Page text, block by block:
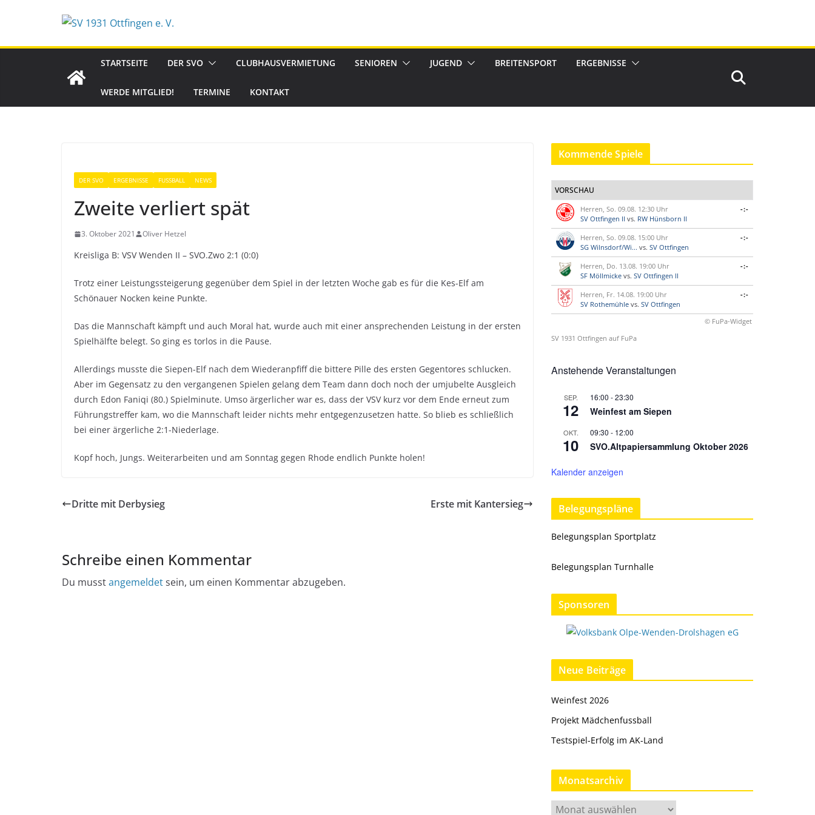
STARTSEITE DER SVO CLUBHAUSVERMIETUNG SENIOREN JUGEND BREITENSPORT ERGEBNISSE
WERDE MITGLIED! TERMINE KONTAKT
DER SVO ERGEBNISSE FUSSBALL NEWS
Zweite verliert spät
3. Oktober 2021 Oliver Hetzel
Kreisliga B: VSV Wenden II – SVO.Zwo 2:1 (0:0)
Trotz einer Leistungssteigerung gegenüber dem Spiel in der letzten Woche gab es für die Kes-Elf am
Schönauer Nocken keine Punkte.
Das die Mannschaft kämpft und auch Moral hat, wurde auch mit einer ansprechenden Leistung in der ersten
Spielhälfte belegt. So ging es torlos in die Pause.
Allerdings musste die Siepen-Elf nach dem Wiederanpfiff die bittere Pille des ersten Gegentores schlucken.
Aber im Gegensatz zu den vergangenen Spielen gelang dem Team dann doch noch der umjubelte Ausgleich
durch Edon Faniqi (80.) Spielminute. Umso ärgerlicher war es, dass der VSV kurz vor dem Ende erneut zum
Führungstreffer kam, wo die Mannschaft leider nichts mehr entgegenzusetzen hatte. So blieb es schließlich
bei einer ärgerliche 2:1-Niederlage.
Kopf hoch, Jungs. Weiterarbeiten und am Sonntag gegen Rhode endlich Punkte holen!
Dritte mit Derbysieg Erste mit Kantersieg
Schreibe einen Kommentar
Du musstangemeldetsein, um einen Kommentar abzugeben.
Kommende Spiele
VORSCHAU
Herren, So. 09.08. 12:30 Uhr
SV Ottfingen II vs. RW Hünsborn II
-:-
Herren, So. 09.08. 15:00 Uhr
SG Wilnsdorf/Wi... vs. SV Ottfingen
-:-
Herren, Do. 13.08. 19:00 Uhr
SF Möllmicke vs. SV Ottfingen II
-:-
Herren, Fr. 14.08. 19:00 Uhr
SV Rothemühle vs. SV Ottfingen
-:-
© FuPa-Widget
SV 1931 Ottfingen auf FuPa
Anstehende Veranstaltungen
SEP.
12
16:00 -23:30
Weinfest am Siepen
OKT.
10
09:30 - 12:00
SVO.Altpapiersammlung Oktober 2026
Kalender anzeigen
Belegungspläne
Belegungsplan Sportplatz
Belegungsplan Turnhalle
Sponsoren
Neue Beiträge
Weinfest 2026
Projekt Mädchenfussball
Testspiel-Erfolg im AK-Land
Monatsarchiv
M